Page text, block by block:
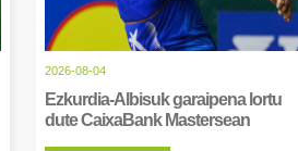
2026-08-04
Ezkurdia-Albisuk garaipena lortu
dute CaixaBank Mastersean